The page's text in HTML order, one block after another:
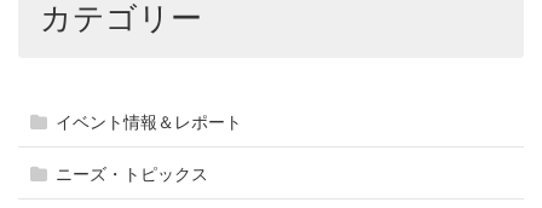
カテゴリー
イベント情報＆レポート
ニーズ・トピックス